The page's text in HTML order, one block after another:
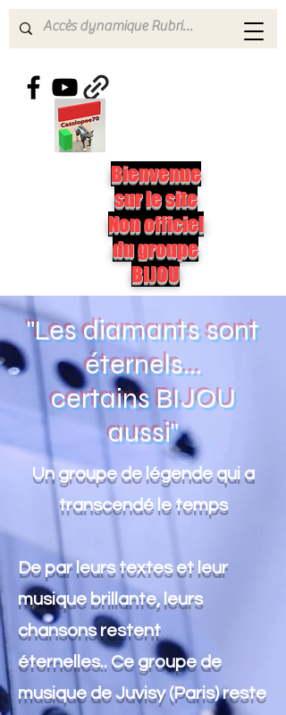
"Les diamants sont
éternels...
certains BIJOU
aussi"
Un groupe de légende qui a
transcendé le temps
De par leurs textes et leur
musique brillante, leurs
chansons restent
éternelles.. Ce groupe de
musique de Juvisy (Paris) reste
Bienvenue
sur le site
Non officiel
du groupe
BIJOU